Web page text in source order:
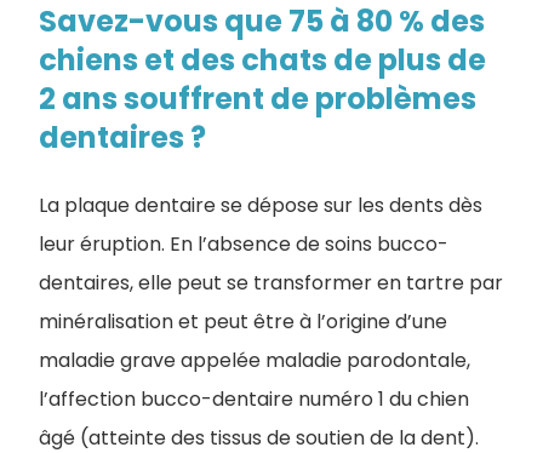
Savez-vous que 75 à 80 % des
chiens et des chats de plus de
2 ans souffrent de problèmes
dentaires ?
La plaque dentaire se dépose sur les dents dès
leur éruption. En l’absence de soins bucco-
dentaires, elle peut se transformer en tartre par
minéralisation et peut être à l’origine d’une
maladie grave appelée maladie parodontale,
l’affection bucco-dentaire numéro 1 du chien
âgé (atteinte des tissus de soutien de la dent).